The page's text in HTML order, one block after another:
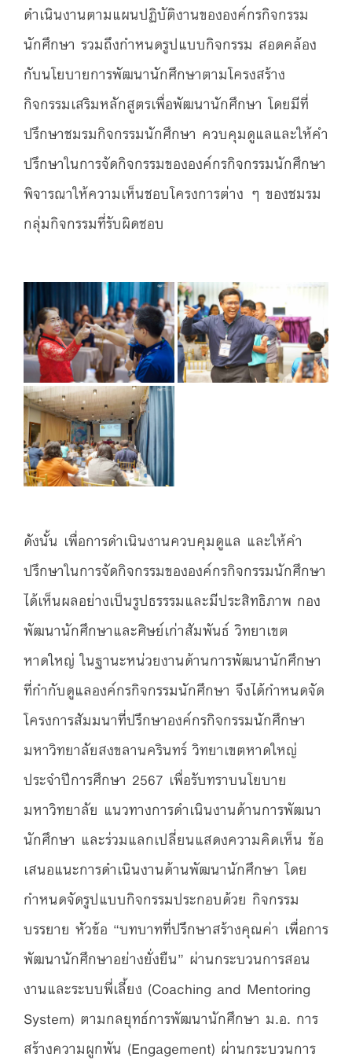
ดำเนินงานตามแผนปฏิบัติงานขององค์กรกิจกรรม
นักศึกษา รวมถึงกำหนดรูปแบบกิจกรรม สอดคล้อง
กับนโยบายการพัฒนานักศึกษาตามโครงสร้าง
กิจกรรมเสริมหลักสูตรเพื่อพัฒนานักศึกษา โดยมีที่
ปรึกษาชมรมกิจกรรมนักศึกษา ควบคุมดูแลและให้คำ
ปรึกษาในการจัดกิจกรรมขององค์กรกิจกรรมนักศึกษา
พิจารณาให้ความเห็นชอบโครงการต่าง ๆ ของชมรม
กลุ่มกิจกรรมที่รับผิดชอบ
ดังนั้น เพื่อการดำเนินงานควบคุมดูแล และให้คำ
ปรึกษาในการจัดกิจกรรมขององค์กรกิจกรรมนักศึกษา
ได้เห็นผลอย่างเป็นรูปธรรรมและมีประสิทธิภาพ กอง
พัฒนานักศึกษาและศิษย์เก่าสัมพันธ์ วิทยาเขต
หาดใหญ่ ในฐานะหน่วยงานด้านการพัฒนานักศึกษา
ที่กำกับดูแลองค์กรกิจกรรมนักศึกษา จึงได้กำหนดจัด
โครงการสัมมนาที่ปรึกษาองค์กรกิจกรรมนักศึกษา
มหาวิทยาลัยสงขลานครินทร์ วิทยาเขตหาดใหญ่
ประจำปีการศึกษา 2567 เพื่อรับทราบนโยบาย
มหาวิทยาลัย แนวทางการดำเนินงานด้านการพัฒนา
นักศึกษา และร่วมแลกเปลี่ยนแสดงความคิดเห็น ข้อ
เสนอแนะการดำเนินงานด้านพัฒนานักศึกษา โดย
กำหนดจัดรูปแบบกิจกรรมประกอบด้วย กิจกรรม
บรรยาย หัวข้อ “บทบาทที่ปรึกษาสร้างคุณค่า เพื่อการ
พัฒนานักศึกษาอย่างยั่งยืน” ผ่านกระบวนการสอน
งานและระบบพี่เลี้ยง (Coaching and Mentoring
System) ตามกลยุทธ์การพัฒนานักศึกษา ม.อ. การ
สร้างความผูกพัน (Engagement) ผ่านกระบวนการ